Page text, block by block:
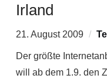
Irland
21. August 2009
Der größte
will ab dem 1.9. den